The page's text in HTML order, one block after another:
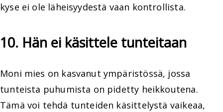
kyse ei ole läheisyydestä vaan kontrollista.
10. Hän ei käsittele tunteitaan
Moni mies on kasvanut ympäristössä, jossa
tunteista puhumista on pidetty heikkoutena.
Tämä voi tehdä tunteiden käsittelystä vaikeaa,